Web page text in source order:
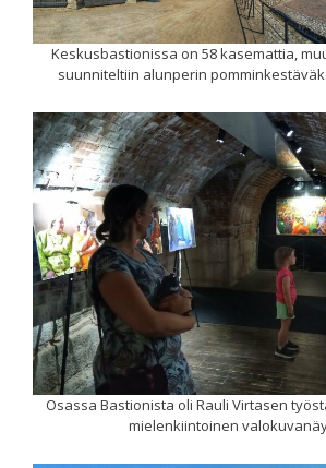
Keskusbastionissa on 58 kasemattia,
suunniteltiin alunperin
Osassa Bastionista oli Rauli Virtasen
mielenkiintoinen